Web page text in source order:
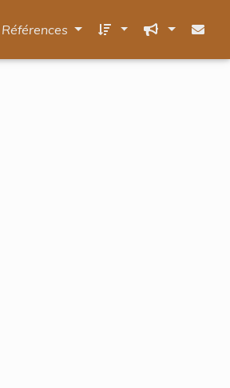
Références